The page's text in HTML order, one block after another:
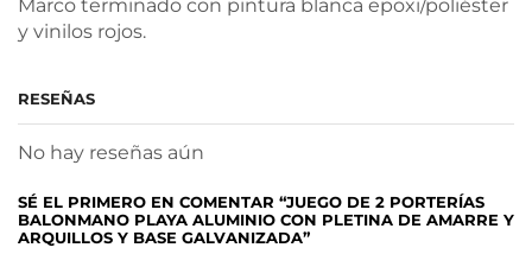
Marco terminado con pintura blanca epoxi/poliéster
y vinilos rojos.
RESEÑAS
No hay reseñas aún
SÉ EL PRIMERO EN COMENTAR “JUEGO DE 2 PORTERÍAS
BALONMANO PLAYA ALUMINIO CON PLETINA DE AMARRE Y
ARQUILLOS Y BASE GALVANIZADA”